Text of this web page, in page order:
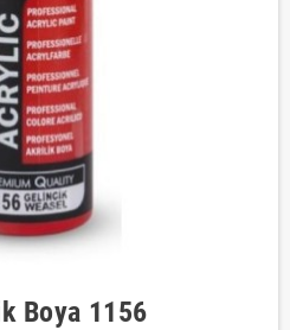
Boya 1156